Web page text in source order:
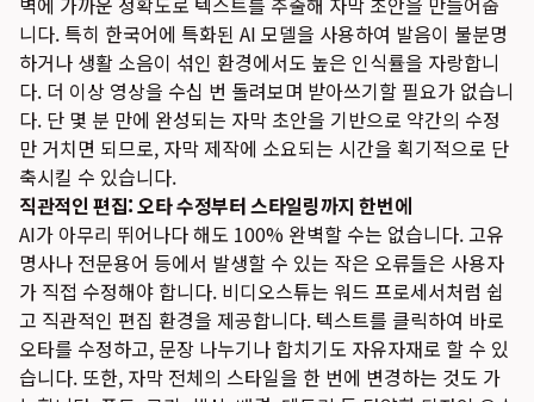
니다. 특히 한국어에 특화된 AI 모델을 사용하여 발음이 불분명
하거나 생활 소음이 섞인 환경에서도 높은 인식률을 자랑합니
다. 더 이상 영상을 수십 번 돌려보며 받아쓰기할 필요가 없습니
다. 단 몇 분 만에 완성되는 자막 초안을 기반으로 약간의 수정
만 거치면 되므로, 자막 제작에 소요되는 시간을 획기적으로 단
축시킬 수 있습니다.
직관적인 편집: 오타 수정부터 스타일링까지 한번에
AI가 아무리 뛰어나다 해도 100% 완벽할 수는 없습니다. 고유
명사나 전문용어 등에서 발생할 수 있는 작은 오류들은 사용자
가 직접 수정해야 합니다. 비디오스튜는 워드 프로세서처럼 쉽
고 직관적인 편집 환경을 제공합니다. 텍스트를 클릭하여 바로
오타를 수정하고, 문장 나누기나 합치기도 자유자재로 할 수 있
습니다. 또한, 자막 전체의 스타일을 한 번에 변경하는 것도 가